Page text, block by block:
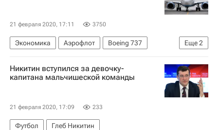
21 февраля 2020, 17:11 3750
Еще2
Экономика Аэрофлот
Boeing 737
Победа (авиакомпания)
Россия
Никитин вступился за девочку-
капитана мальчишеской команды
21 февраля 2020, 17:09 233
Футбол Глеб Никитин